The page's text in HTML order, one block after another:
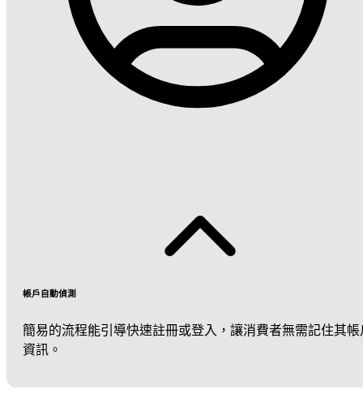
帳戶自動偵測
簡易的流程能引導快速註冊或登入，讓消費者無需記住其帳
資訊。